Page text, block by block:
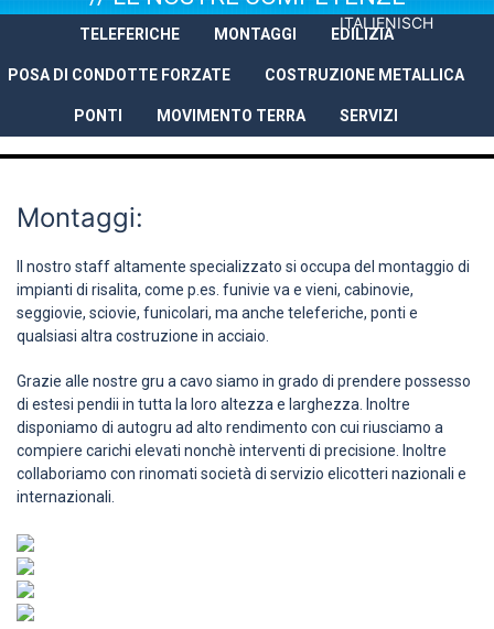
ITALIENISCH
AZIENDA
PRESTAZIONI
TELEFERICHE MONTAGGI EDILIZIA
POSA DI CONDOTTE FORZATE COSTRUZIONE METALLICA
PONTI MOVIMENTO TERRA SERVIZI
Montaggi:
Il nostro staff altamente specializzato si occupa del montaggio di
impianti di risalita, come p.es. funivie va e vieni, cabinovie,
seggiovie, sciovie, funicolari, ma anche teleferiche, ponti e
qualsiasi altra costruzione in acciaio.
Grazie alle nostre gru a cavo siamo in grado di prendere possesso
di estesi pendii in tutta la loro altezza e larghezza. Inoltre
disponiamo di autogru ad alto rendimento con cui riusciamo a
compiere carichi elevati nonchè interventi di precisione. Inoltre
collaboriamo con rinomati società di servizio elicotteri nazionali e
internazionali.